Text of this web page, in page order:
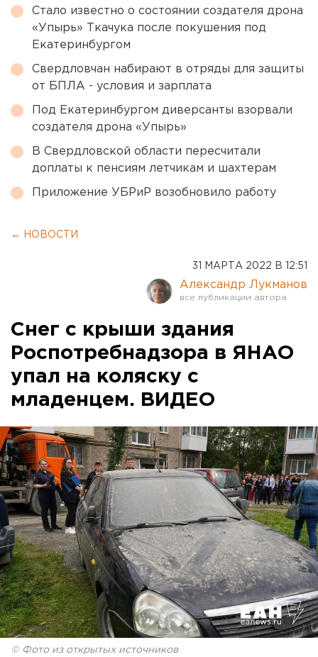
Стало известно о состоянии создателя дрона
«Упырь» Ткачука после покушения под
Екатеринбургом
Свердловчан набирают в отряды для защиты
от БПЛА - условия и зарплата
Под Екатеринбургом диверсанты взорвали
создателя дрона «Упырь»
В Свердловской области пересчитали
доплаты к пенсиям летчикам и шахтерам
Приложение УБРиР возобновило работу
← НОВОСТИ
31 МАРТА 2022 В 12:51
Александр Лукманов
Снег с крыши здания
Роспотребнадзора в ЯНАО
упал на коляску с
младенцем. ВИДЕО
© Фото из открытых источников